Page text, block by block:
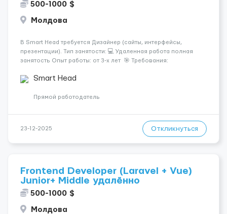
500-1000 $
Молдова
В Smart Head требуется Дизайнер (сайты, интерфейсы,
презентации). Тип занятости: 💻 Удаленная работа полная
занятость Опыт работы: от 3-х лет 🎯 Требования:
Понимание принципов UX/UI, симметрии и адаптивного
Smart Head
Прямой работодатель
23-12-2025 Откликнуться
Frontend Developer (Laravel + Vue)
Junior+ Middle удалённо
500-1000 $
Молдова